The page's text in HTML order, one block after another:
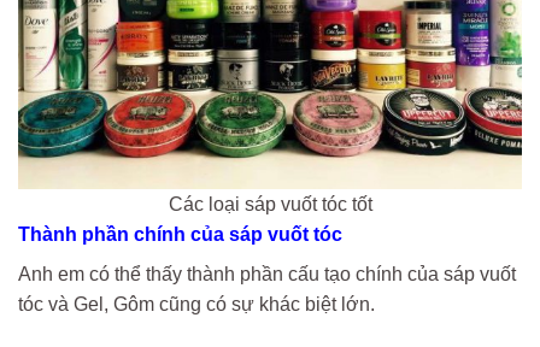
Các loại sáp vuốt tóc tốt
Thành phần chính của sáp vuốt tóc
Anh em có thể thấy thành phần cấu tạo chính của sáp vuốt
tóc và Gel, Gôm cũng có sự khác biệt lớn.